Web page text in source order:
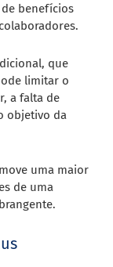
benefícios
que
limitar o
a falta de
objetivo da
uma maior
de uma